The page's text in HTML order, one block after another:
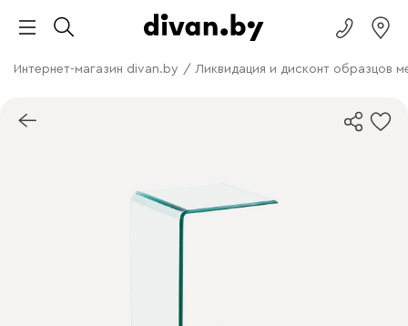
Интернет-магазин divan.by / Ликвидация и дисконт образцов